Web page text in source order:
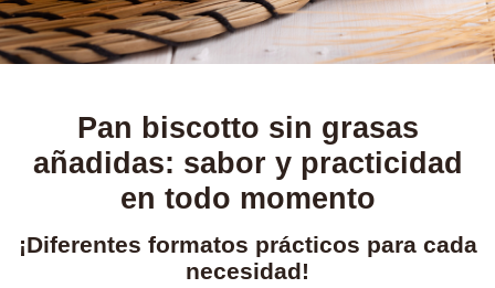
Pan biscotto sin grasas
añadidas: sabor y practicidad
en todo momento
¡Diferentes formatos prácticos para cada
necesidad!